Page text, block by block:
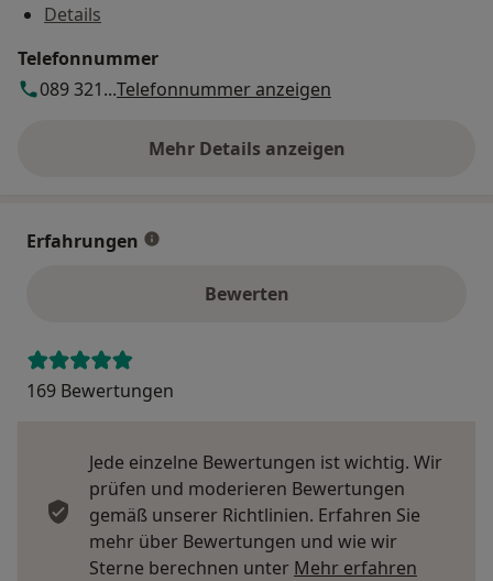
Details
Telefonnummer
089 321...Telefonnummer anzeigen
Mehr Details anzeigen
über die Adresse
Erfahrungen
Bewerten
169 Bewertungen
Jede einzelne Bewertungen ist wichtig. Wir
prüfen und moderieren Bewertungen
gemäß unserer Richtlinien. Erfahren Sie
mehr über Bewertungen und wie wir
Sterne berechnen unter Mehr erfahren